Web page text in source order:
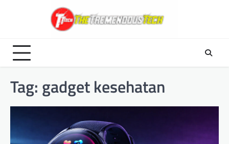
Tag: gadget kesehatan